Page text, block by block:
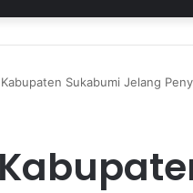
Sukabumi Jelang